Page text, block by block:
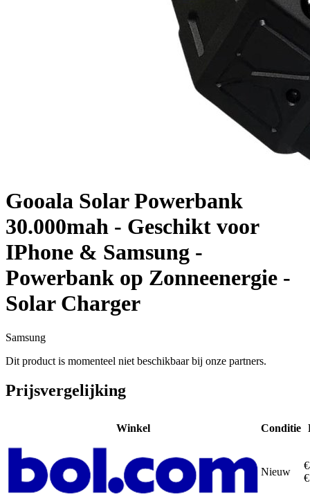
Gooala Solar Powerbank
30.000mah - Geschikt voor
IPhone & Samsung -
Powerbank op Zonneenergie -
Solar Charger
Samsung
Dit product is momenteel niet beschikbaar bij onze partners.
Prijsvergelijking
Winkel Conditie
Nieuw